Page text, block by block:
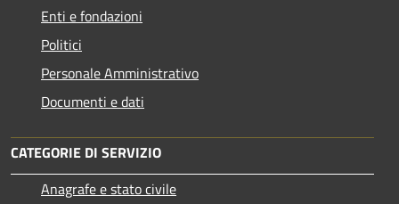
Enti e fondazioni
Politici
Personale Amministrativo
Documenti e dati
CATEGORIE DI SERVIZIO
Anagrafe e stato civile